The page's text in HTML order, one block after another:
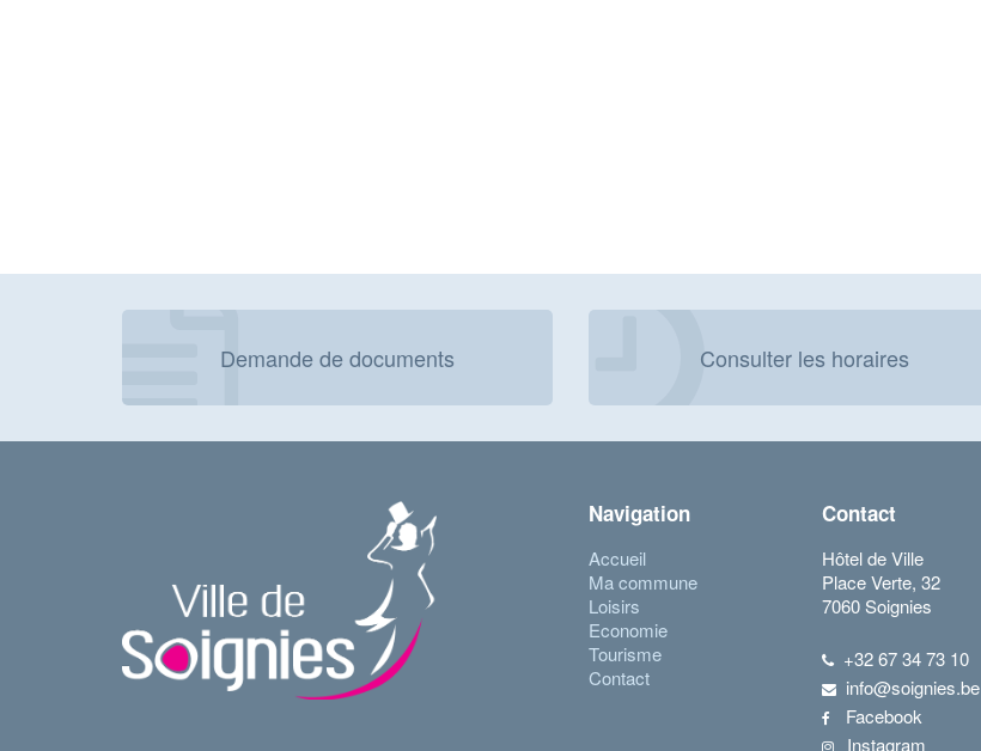
Demande de documents Consulter les horaires
Navigation
Accueil
Ma commune
Loisirs
Economie
Tourisme
Contact
Contact
Hôtel de Ville
Place Verte, 32
7060 Soignies
+32 67 34 73 10
info@soignies.be
Facebook
Instagram